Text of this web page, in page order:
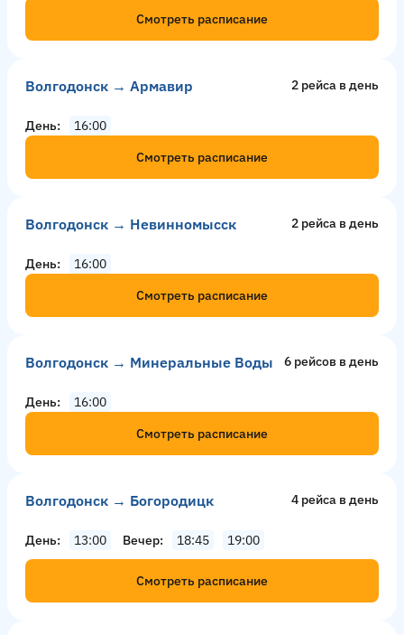
Смотреть расписание
Волгодонск → Армавир 2 рейсa в день
День
16:00
Смотреть расписание
Волгодонск → Невинномысск 2 рейсa в день
День
16:00
Смотреть расписание
Волгодонск → Минеральные Воды 6 рейсов в день
День
16:00
Смотреть расписание
Волгодонск → Богородицк 4 рейсa в день
День 13:00 Вечер 18:45 19:00
Смотреть расписание